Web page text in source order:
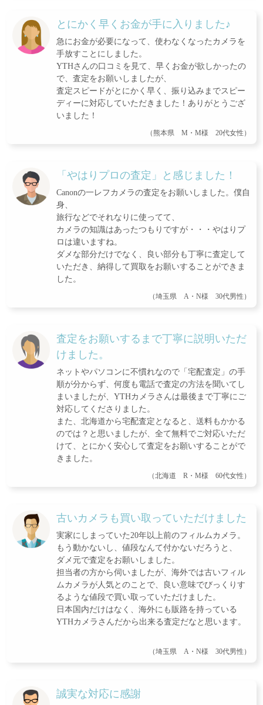
とにかく早くお金が手に入りました♪
急にお金が必要になって、使わなくなったカメラを
手放すことにしました。
YTHさんの口コミを見て、早くお金が欲しかったの
で、査定をお願いしましたが、
査定スピードがとにかく早く、振り込みまでスピー
ディーに対応していただきました！ありがとうござ
いました！
（熊本県 M・M様 20代女性）
「やはりプロの査定」と感じました！
Canonの一レフカメラの査定をお願いしました。僕自
身、
旅行などでそれなりに使ってて、
カメラの知識はあったつもりですが・・・やはりプ
ロは違いますね。
ダメな部分だけでなく、良い部分も丁寧に査定して
いただき、納得して買取をお願いすることができま
した。
（埼玉県 A・N様 30代男性）
査定をお願いするまで丁寧に説明いただ
けました。
ネットやパソコンに不慣れなので「宅配査定」の手
順が分からず、何度も電話で査定の方法を聞いてし
まいましたが、YTHカメラさんは最後まで丁寧にご
対応してくださりました。
また、北海道から宅配査定となると、送料もかかる
のでは？と思いましたが、全て無料でご対応いただ
けて、とにかく安心して査定をお願いすることがで
きました。
（北海道 R・M様 60代女性）
古いカメラも買い取っていただけました
実家にしまっていた20年以上前のフィルムカメラ。
もう動かないし、値段なんて付かないだろうと、
ダメ元で査定をお願いしました。
担当者の方から伺いましたが、海外では古いフィル
ムカメラが人気とのことで、良い意味でびっくりす
るような値段で買い取っていただけました。
日本国内だけはなく、海外にも販路を持っている
YTHカメラさんだから出来る査定だなと思います。
（埼玉県 A・N様 30代男性）
誠実な対応に感謝